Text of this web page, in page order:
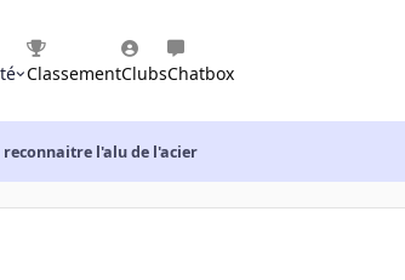
ClassementClubsChatbox
reconnaitre l'alu de l'acier